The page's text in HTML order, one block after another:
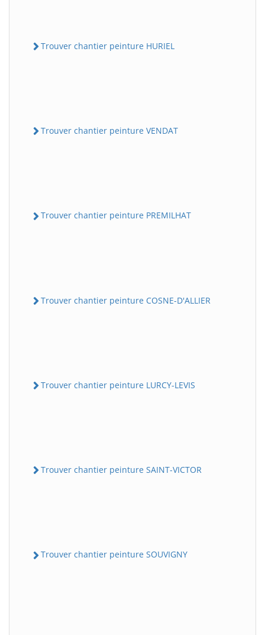
Trouver chantier peinture HURIEL
Trouver chantier peinture VENDAT
Trouver chantier peinture PREMILHAT
Trouver chantier peinture COSNE-D'ALLIER
Trouver chantier peinture LURCY-LEVIS
Trouver chantier peinture SAINT-VICTOR
Trouver chantier peinture SOUVIGNY